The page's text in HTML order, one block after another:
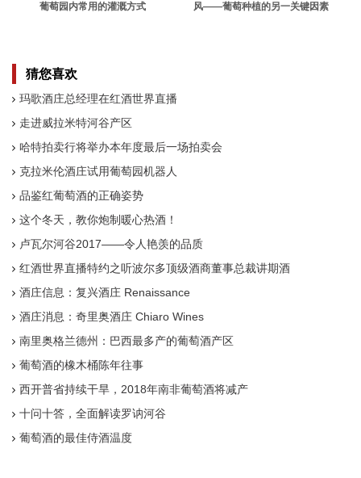
葡萄园内常用的灌溉方式 风——葡萄种植的另一关键因素
猜您喜欢
玛歌酒庄总经理在红酒世界直播
走进威拉米特河谷产区
哈特拍卖行将举办本年度最后一场拍卖会
克拉米伦酒庄试用葡萄园机器人
品鉴红葡萄酒的正确姿势
这个冬天，教你炮制暖心热酒！
卢瓦尔河谷2017——令人艳羡的品质
红酒世界直播特约之听波尔多顶级酒商董事总裁讲期酒
酒庄信息：复兴酒庄 Renaissance
酒庄消息：奇里奥酒庄 Chiaro Wines
南里奥格兰德州：巴西最多产的葡萄酒产区
葡萄酒的橡木桶陈年往事
西开普省持续干旱，2018年南非葡萄酒将减产
十问十答，全面解读罗讷河谷
葡萄酒的最佳侍酒温度